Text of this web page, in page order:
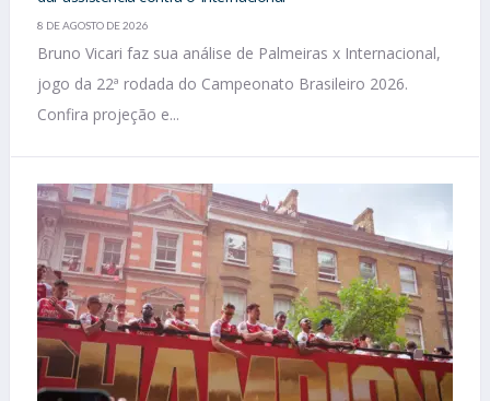
8 DE AGOSTO DE 2026
Bruno Vicari faz sua análise de Palmeiras x Internacional,
jogo da 22ª rodada do Campeonato Brasileiro 2026.
Confira projeção e...